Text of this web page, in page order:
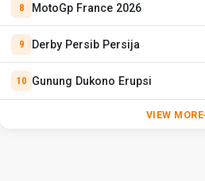
MotoGp France 2026
Derby Persib Persija
Gunung Dukono Erupsi
VIEW MORE